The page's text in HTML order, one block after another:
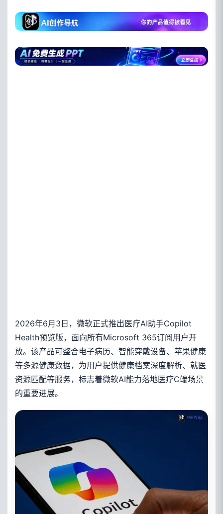
2026年6月3日，微软正式推出医疗AI助手Copilot
Health预览版，面向所有Microsoft 365订阅用户开
放。该产品可整合电子病历、智能穿戴设备、苹果健康
等多源健康数据，为用户提供健康档案深度解析、就医
资源匹配等服务，标志着微软AI能力落地医疗C端场景
的重要进展。